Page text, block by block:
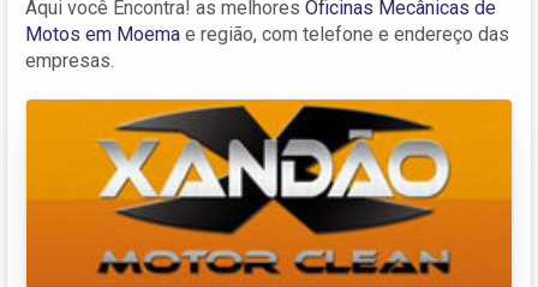
Aqui você Encontra! as melhores Oficinas Mecânicas de
Motos em Moema e região, com telefone e endereço das
empresas.